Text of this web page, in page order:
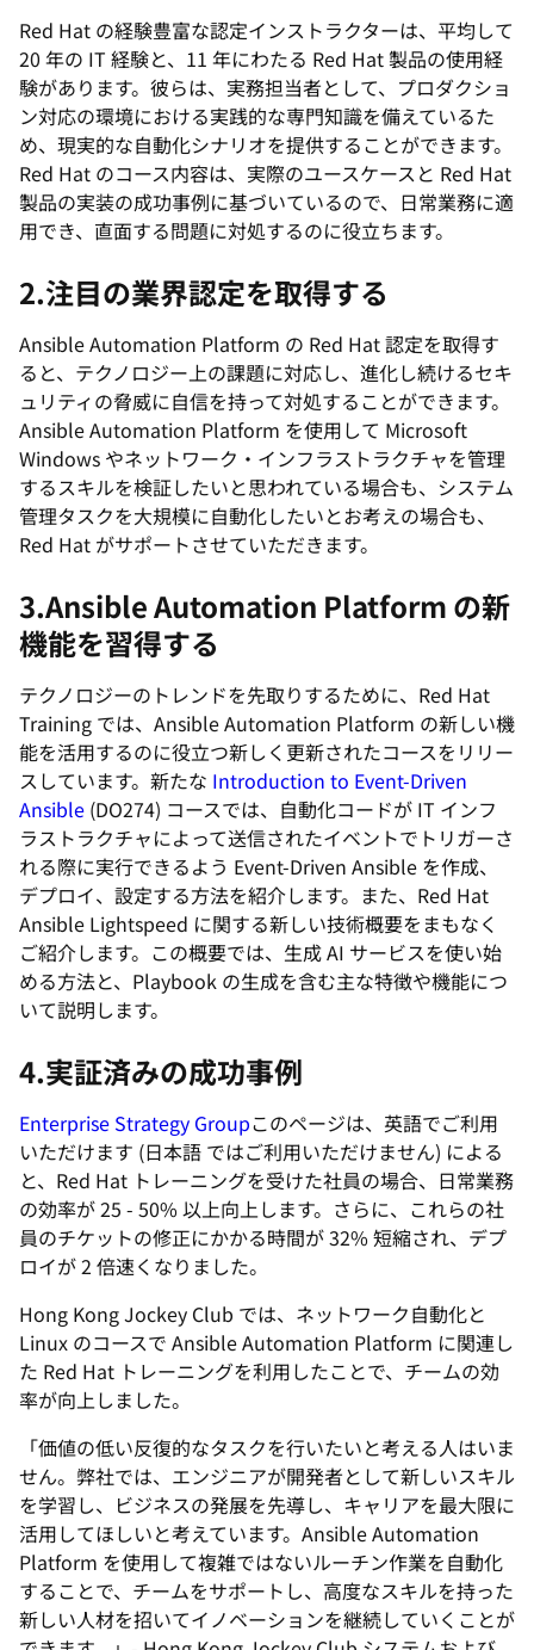
Red Hat の経験豊富な認定インストラクターは、平均して
20 年の IT 経験と、11 年にわたる Red Hat 製品の使用経
験があります。彼らは、実務担当者として、プロダクショ
ン対応の環境における実践的な専門知識を備えているた
め、現実的な自動化シナリオを提供することができます。
Red Hat のコース内容は、実際のユースケースと Red Hat
製品の実装の成功事例に基づいているので、日常業務に適
用でき、直面する問題に対処するのに役立ちます。
2.注目の業界認定を取得する
Ansible Automation Platform の Red Hat 認定を取得す
ると、テクノロジー上の課題に対応し、進化し続けるセキ
ュリティの脅威に自信を持って対処することができます。
Ansible Automation Platform を使用して Microsoft
Windows やネットワーク・インフラストラクチャを管理
するスキルを検証したいと思われている場合も、システム
管理タスクを大規模に自動化したいとお考えの場合も、
Red Hat がサポートさせていただきます。
3.Ansible Automation Platform の新
機能を習得する
テクノロジーのトレンドを先取りするために、Red Hat
Training では、Ansible Automation Platform の新しい機
能を活用するのに役立つ新しく更新されたコースをリリー
スしています。新たな Introduction to Event-Driven
Ansible (DO274) コースでは、自動化コードが IT インフ
ラストラクチャによって送信されたイベントでトリガーさ
れる際に実行できるよう Event-Driven Ansible を作成、
デプロイ、設定する方法を紹介します。また、Red Hat
Ansible Lightspeed に関する新しい技術概要をまもなく
ご紹介します。この概要では、生成 AI サービスを使い始
める方法と、Playbook の生成を含む主な特徴や機能につ
いて説明します。
4.実証済みの成功事例
Enterprise Strategy Groupこのページは、英語でご利用
いただけます (日本語 ではご利用いただけません) による
と、Red Hat トレーニングを受けた社員の場合、日常業務
の効率が 25 - 50% 以上向上します。さらに、これらの社
員のチケットの修正にかかる時間が 32% 短縮され、デプ
ロイが 2 倍速くなりました。
Hong Kong Jockey Club では、ネットワーク自動化と
Linux のコースで Ansible Automation Platform に関連し
た Red Hat トレーニングを利用したことで、チームの効
率が向上しました。
「価値の低い反復的なタスクを行いたいと考える人はいま
せん。弊社では、エンジニアが開発者として新しいスキル
を学習し、ビジネスの発展を先導し、キャリアを最大限に
活用してほしいと考えています。Ansible Automation
Platform を使用して複雑ではないルーチン作業を自動化
することで、チームをサポートし、高度なスキルを持った
新しい人材を招いてイノベーションを継続していくことが